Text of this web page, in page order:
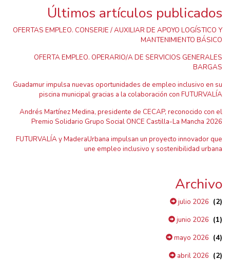
Últimos artículos publicados
OFERTAS EMPLEO. CONSERJE / AUXILIAR DE APOYO LOGÍSTICO Y
MANTENIMIENTO BÁSICO
OFERTA EMPLEO. OPERARIO/A DE SERVICIOS GENERALES
BARGAS
Guadamur impulsa nuevas oportunidades de empleo inclusivo en su
piscina municipal gracias a la colaboración con FUTURVALÍA
Andrés Martínez Medina, presidente de CECAP, reconocido con el
Premio Solidario Grupo Social ONCE Castilla-La Mancha 2026
FUTURVALÍA y MaderaUrbana impulsan un proyecto innovador que
une empleo inclusivo y sostenibilidad urbana
Archivo
julio 2026 (2)
junio 2026 (1)
mayo 2026 (4)
abril 2026 (2)